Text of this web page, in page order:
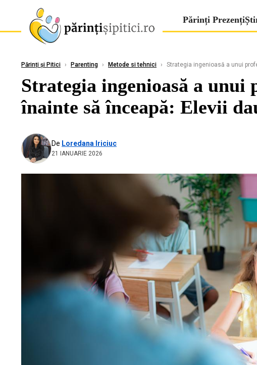
Părinți Prezenți
Părinți și Pitici › Parenting › Metode si tehnici › Strategia ingenioasă a unui
Strategia ingenioasă a unui
înainte să înceapă: Elevii
De Loredana Iriciuc
21 IANUARIE 2026